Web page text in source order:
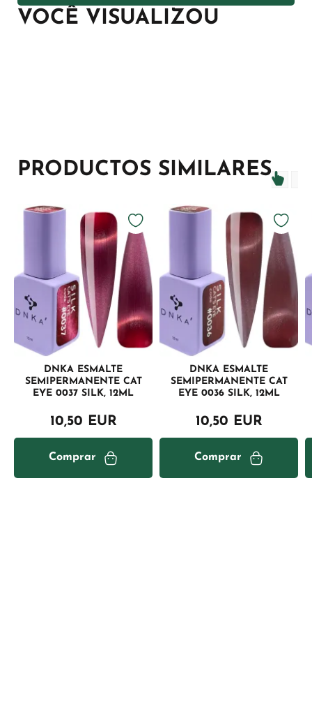
VOCÊ VISUALIZOU
PRODUCTOS SIMILARES
DNKA ESMALTE
SEMIPERMANENTE CAT
EYE 0037 SILK, 12ML
10,50 EUR
Comprar
DNKA ESMALTE
SEMIPERMANENTE CAT
EYE 0036 SILK, 12ML
10,50 EUR
Comprar